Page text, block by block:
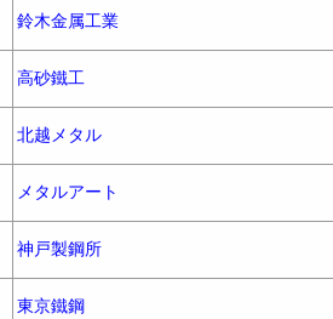
鈴木金属工業
高砂鐵工
北越メタル
メタルアート
神戸製鋼所
東京鐵鋼